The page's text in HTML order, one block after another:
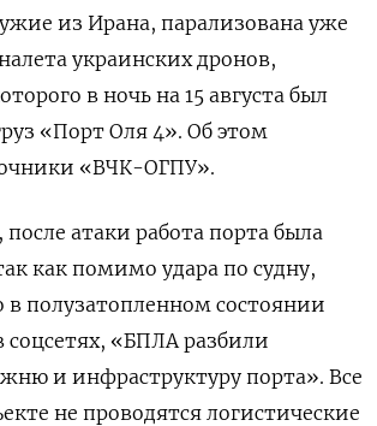
из Ирана, парализована уже
украинских дронов,
в ночь на 15 августа был
«Порт Оля 4». Об этом
«ВЧК-ОГПУ».
атаки работа порта была
как помимо удара по судну,
в полузатопленном состоянии
соцсетях, «БПЛА разбили
и инфраструктуру порта». Все
не проводятся логистические